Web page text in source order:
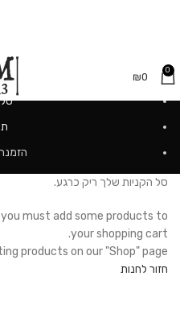
0
₪0
סל
סל הקניות שלך ריק כרגע.
must add some products to
your shopping cart.
products on our "Shop" page.
חזור לחנות